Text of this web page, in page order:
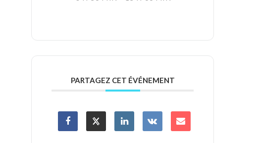
PARTAGEZ CET ÉVÉNEMENT